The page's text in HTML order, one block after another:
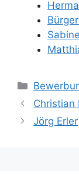
Christian
Jörg Erler